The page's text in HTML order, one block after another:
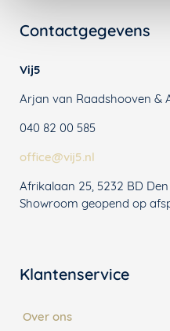
Contactgegevens
Vij5
Arjan van Raadshooven &
040 82 00 585
office@vij5.nl
Afrikalaan 25, 5232 BD
Showroom geopend op
Klantenservice
Over ons